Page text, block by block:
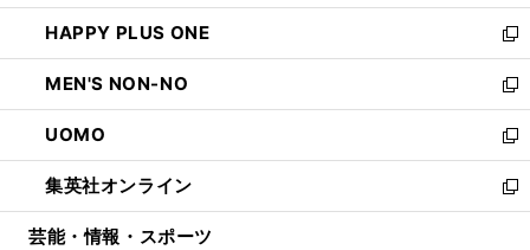
開
く
ウ
で
開
く
ン
ド
ウ
で
開
く
ウ
ィ
ン
ド
ウ
で
開
く
し
い
ウ
ィ
ン
ド
ウ
で
開
HAPPY PLUS ONE
新
し
い
ウ
ィ
ン
ド
ウ
MEN'S NON-NO
新
し
い
ウ
ィ
ン
UOMO
新
し
い
ウ
集英社オンライン
新
し
芸能・情報・スポーツ